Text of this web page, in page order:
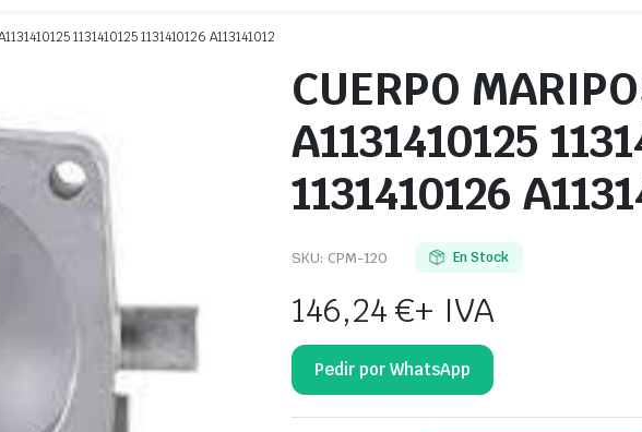
1131410125 1131410126 A113141012
CUERPO
A1131410125
1131410126
SKU: CPM-120 En Stock
146,24€+ IVA
Pedir por WhatsApp